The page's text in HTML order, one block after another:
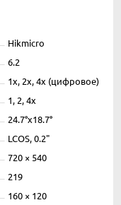
Hikmicro
6.2
1x, 2x, 4x (цифровое)
1, 2, 4x
24.7°х18.7°
LCOS, 0.2"
720 × 540
219
160 × 120